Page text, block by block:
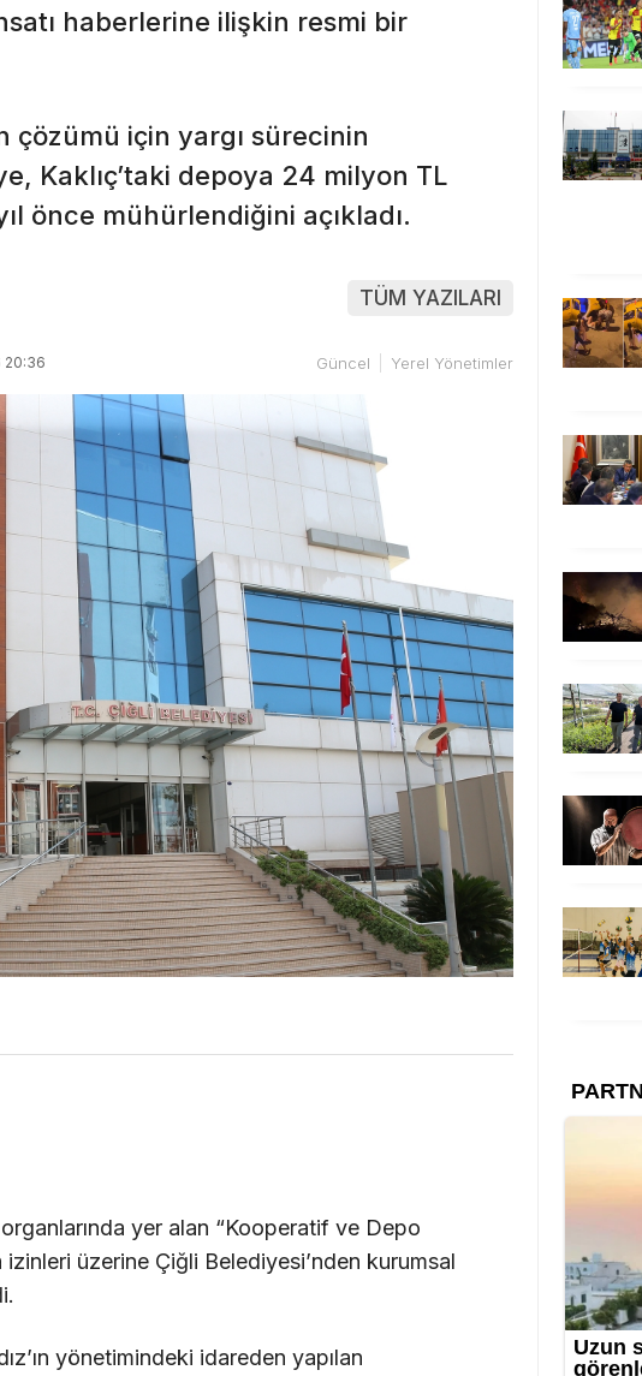
haberlerine ilişkin resmi bir
çözümü için yargı sürecinin
Kaklıç’taki depoya 24 milyon TL
önce mühürlendiğini açıkladı.
TÜM YAZILARI
20:36 Güncel Yerel Yönetimler
organlarında yer alan “Kooperatif ve Depo
üzerine Çiğli Belediyesi’nden kurumsal
yönetimindeki idareden yapılan